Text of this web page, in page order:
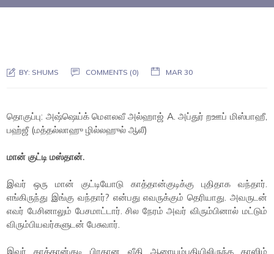
BY: SHUMS COMMENTS (0) MAR 30
தொகுப்பு: அஷ்ஷெய்க் மௌலவீ அல்ஹாஜ் A. அப்துர் றஊப் மிஸ்பாஹீ,
பஹ்ஜீ (மத்தல்லாஹு ழில்லஹுல் ஆலீ)
மான் குட்டி மஸ்தான்.
இவர் ஒரு மான் குட்டியோடு காத்தான்குடிக்கு புதிதாக வந்தார்.
எங்கிருந்து இங்கு வந்தார்? என்பது எவருக்கும் தெரியாது. அவருடன்
எவர் பேசினாலும் பேசமாட்டார். சில நேரம் அவர் விரும்பினால் மட்டும்
விரும்பியவர்களுடன் பேசுவார்.
இவர் காத்தான்குடி பிரதான வீதி ஆரையம்பதியிலிருந்த காஸிம்